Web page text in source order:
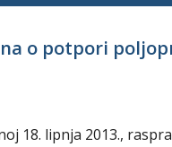
o potpori
18. lipnja 2013.,